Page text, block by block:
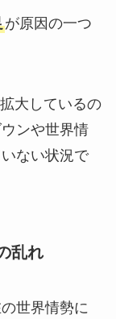
が原因の一つ
大しているの
ンや世界情
ない状況で
乱れ
世界情勢に